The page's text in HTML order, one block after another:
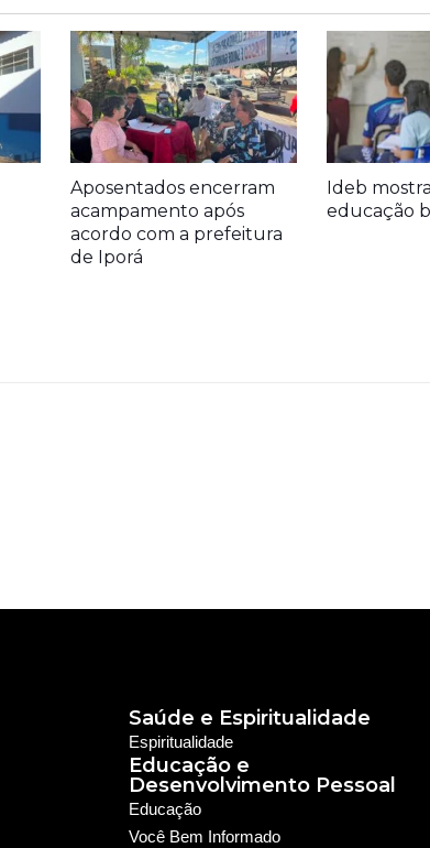
Aposentados encerram
acampamento após
acordo com a prefeitura
de Iporá
Ideb
educação
Saúde e Espiritualidade
Espiritualidade
Educação e
Desenvolvimento Pessoal
Educação
Você Bem Informado